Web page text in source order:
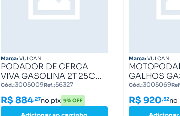
Marca:VULCAN
PODADOR DE CERCA
VIVA GASOLINA 2T 25CC
1,1HP VP2450 VULCAN
TRENT 56327
Cód.:3005009Ref.:56327
R$ 884,27no pix 9% OFF
Marca:VULCAN
GALHOS
33CC 1,3HP
EXTENSOR
VULCAN
Cód.:3005069
R$ 920,52no